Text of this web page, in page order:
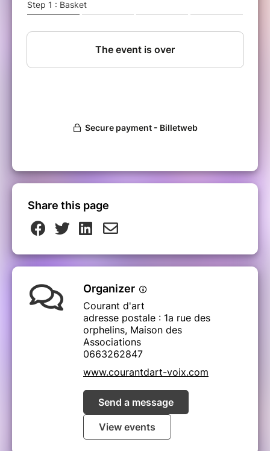
utiliser l’instrument qu’est leur voix, mais il a
cette approche demettre la voix au service de
sa propre cohérence. Il cultive, enseigne et
explore avec une belle
communauté rassemblée sous le nom des
apprentis sorciers de la voix, renouvelant sans
Share this page
Organizer
Courant d'art
adresse postale : 1a rue des
orphelins, Maison des
Associations
0663262847
www.courantdart-voix.com
Send a message
View events